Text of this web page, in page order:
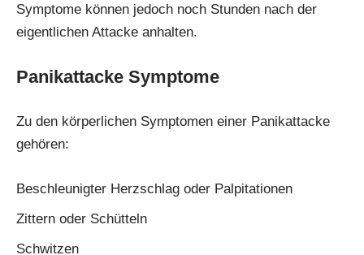
Symptome können jedoch noch Stunden nach der
eigentlichen Attacke anhalten.
Panikattacke Symptome
Zu den körperlichen Symptomen einer Panikattacke
gehören:
Beschleunigter Herzschlag oder Palpitationen
Zittern oder Schütteln
Schwitzen